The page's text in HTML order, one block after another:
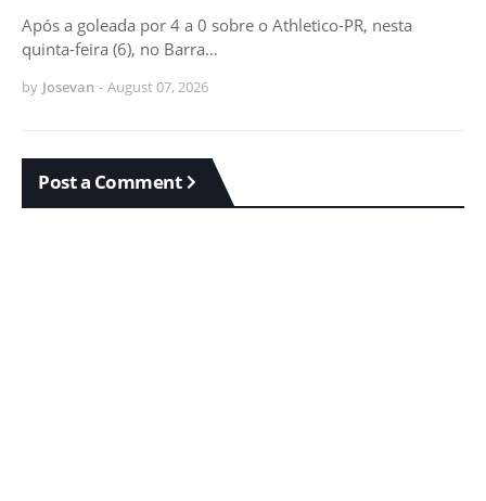
Após a goleada por 4 a 0 sobre o Athletico-PR, nesta
quinta-feira (6), no Barra…
by Josevan - August 07, 2026
Post a Comment